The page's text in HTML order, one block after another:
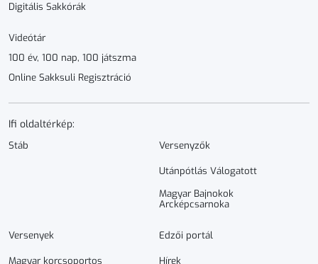
Digitális Sakkórák
Videótár
100 év, 100 nap, 100 játszma
Online Sakksuli Regisztráció
Ifi oldaltérkép:
Stáb Versenyzők
Utánpótlás Válogatott
Magyar Bajnokok
Arcképcsarnoka
Versenyek
Magyar korcsoportos
Edzői portál
Hírek